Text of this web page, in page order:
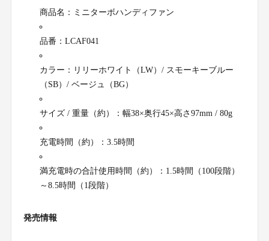
商品名：ミニターボハンディファン
品番：LCAF041
カラー：リリーホワイト（LW）/ スモーキーブルー
（SB）/ ベージュ（BG）
サイズ / 重量（約）：幅38×奥行45×高さ97mm / 80g
充電時間（約）：3.5時間
満充電時の合計使用時間（約）：1.5時間（100段階）
～8.5時間（1段階）
発売情報